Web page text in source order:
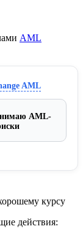
AML
AML
AML-
курсу
действия: